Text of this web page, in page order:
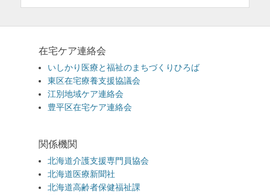
在宅ケア連絡会
いしかり医療と福祉のまちづくりひろば
東区在宅療養支援協議会
江別地域ケア連絡会
豊平区在宅ケア連絡会
関係機関
北海道介護支援専門員協会
北海道医療新聞社
北海道高齢者保健福祉課